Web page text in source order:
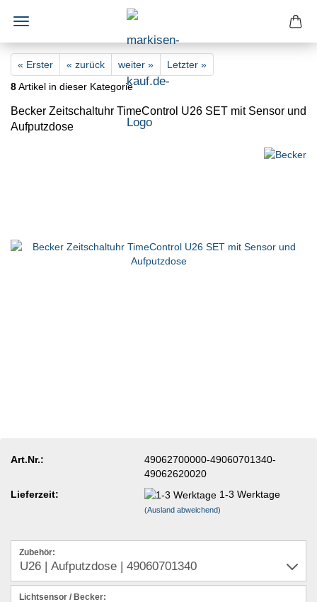
« Erster « zurück weiter »
Letzter »
8Artikel in dieser Kategorie
Becker Zeitschaltuhr TimeControl U26 SET mit Sensor und
Aufputzdose
Art.Nr.:
49062700000-49060701340-
49062620020
Lieferzeit:
1-3 Werktage
(Ausland abweichend)
Zubehör:
Lichtsensor / Becker: